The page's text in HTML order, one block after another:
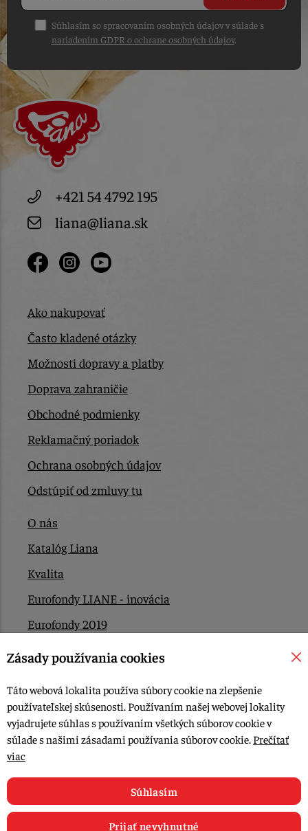
Súhlasím so spracovaním osobných údajov v súlade s
nariadením GDPR o ochrane osobných údajov.
+421 54 4792 195
liana@liana.sk
Ako nakupovať
Často kladené otázky
Možnosti dopravy a platby
Doprava zahraničie
Obchodné podmienky
Reklamačný poriadok
Ochrana osobných údajov
Odstúpiť od zmluvy tu
O nás
Katalóg Liana
Kvalita
Eurofondy LIANE - inovácia
Eurofondy 2019
Eurofondy 2022/2023
Kontakt
© 2015-2026, LIANA GOLIAŠ s.r.o. všetky práva vyhradené.
Upraviť nastavenia Cookies
Zásady používania cookies
Táto webová lokalita používa súbory cookie na zlepšenie
používateľskej skúsenosti. Používaním našej webovej lokality
vyjadrujete súhlas s používaním všetkých súborov cookie v
súlade s našimi zásadami používania súborov cookie. Prečítať
viac
Súhlasím
Prijať nevyhnutné